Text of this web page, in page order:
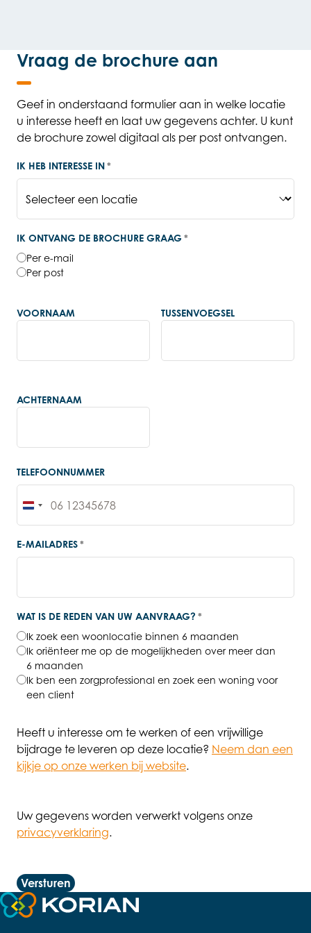
Vraag de brochure aan
Geef in onderstaand formulier aan in welke locatie
u interesse heeft en laat uw gegevens achter. U kunt
de brochure zowel digitaal als per post ontvangen.
IK HEB INTERESSE IN *
IK ONTVANG DE BROCHURE GRAAG *
Per e-mail
Per post
*
VOORNAAM TUSSENVOEGSEL
ACHTERNAAM
TELEFOONNUMMER
Nederland
+31
E-MAILADRES *
WAT IS DE REDEN VAN UW AANVRAAG? *
Ik zoek een woonlocatie binnen 6 maanden
Ik oriënteer me op de mogelijkheden over meer dan
6 maanden
Ik ben een zorgprofessional en zoek een woning voor
een client
Heeft u interesse om te werken of een vrijwillige
bijdrage te leveren op deze locatie? Neem dan een
kijkje op onze werken bij website.
Uw gegevens worden verwerkt volgens onze
privacyverklaring.
Versturen
Terug naar de startpagina